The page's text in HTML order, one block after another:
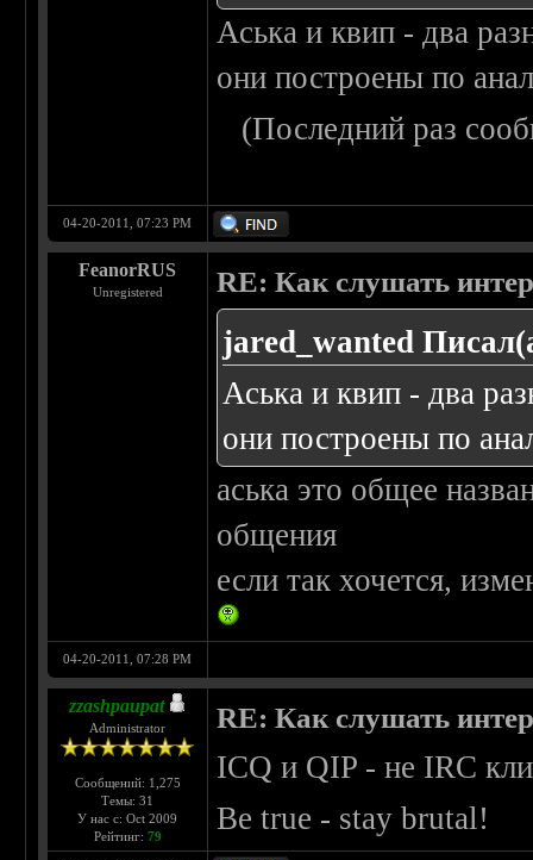
Аська и квип - два
они построены по
(Последний раз
04-20-2011, 07:23 PM
FeanorRUS
Unregistered RE: Как слушать
jared_wanted
Аська и квип - два
они построены по
аська это общее
общения
если так хочется,
04-20-2011, 07:28 PM
zzashpaupat
Administrator
Сообщений: 1,275
Темы: 31
У нас с: Oct 2009
Рейтинг: 79
RE: Как слушать
ICQ и QIP - не IRC
Be true - stay brutal!